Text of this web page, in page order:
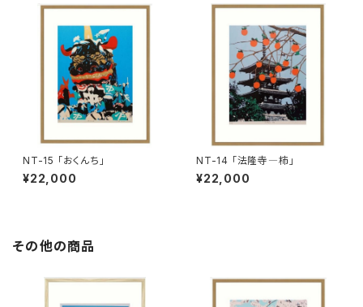
NT-15 「おくんち」
¥22,000
NT-14 「法隆寺―柿」
¥22,000
その他の商品